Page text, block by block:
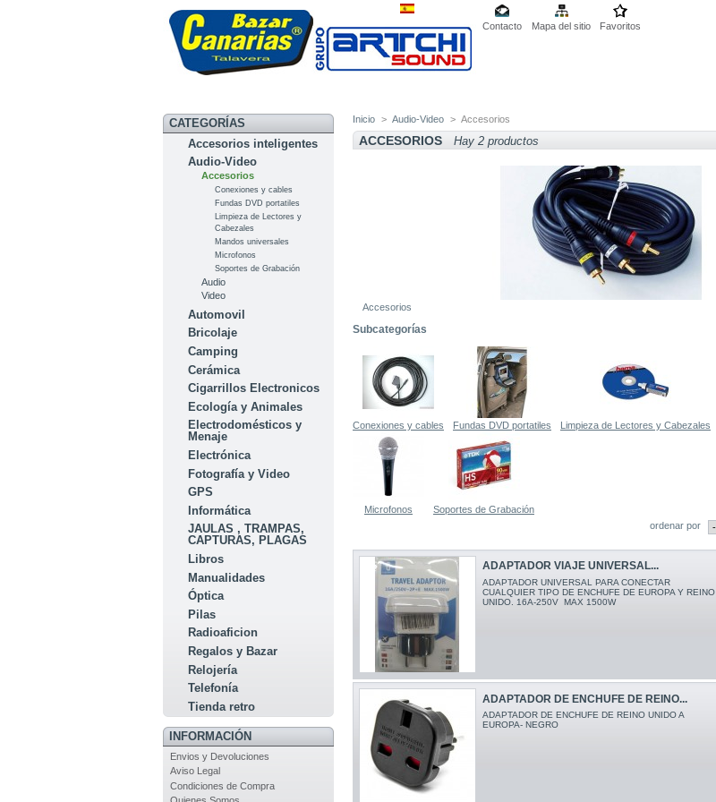
Contacto Mapa del sitio
Favoritos
CATEGORÍAS
Accesorios inteligentes
Audio-Video
Accesorios
Conexiones y cables
Fundas DVD portatiles
Limpieza de Lectores y
Cabezales
Mandos universales
Microfonos
Soportes de Grabación
Audio
Video
Automovil
Bricolaje
Camping
Cerámica
Cigarrillos Electronicos
Ecología y Animales
Electrodomésticos y
Menaje
Electrónica
Fotografía y Video
GPS
Informática
JAULAS , TRAMPAS,
CAPTURAS, PLAGAS
Libros
Manualidades
Óptica
Pilas
Radioaficion
Regalos y Bazar
Relojería
Telefonía
Tienda retro
INFORMACIÓN
Envios y Devoluciones
Aviso Legal
Condiciones de Compra
Inicio > Audio-Video > Accesorios
ACCESORIOS Hay 2 productos
Accesorios
Subcategorías
Conexiones y cables Fundas DVD portatiles Limpieza de Lectores y Cabezales
Microfonos
Soportes de Grabación
ordenar por
ADAPTADOR VIAJE UNIVERSAL...
ADAPTADOR UNIVERSAL PARA CONECTAR
CUALQUIER TIPO DE ENCHUFE DE EUROPA Y REINO
UNIDO. 16A-250V MAX 1500W
ADAPTADOR DE ENCHUFE DE REINO...
ADAPTADOR DE ENCHUFE DE REINO UNIDO A
EUROPA- NEGRO